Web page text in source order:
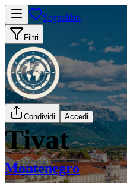
Segnalibri
Filtri
Condividi Accedi
Tivat
Montenegro